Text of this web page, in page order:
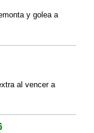
y golea a
al vencer a